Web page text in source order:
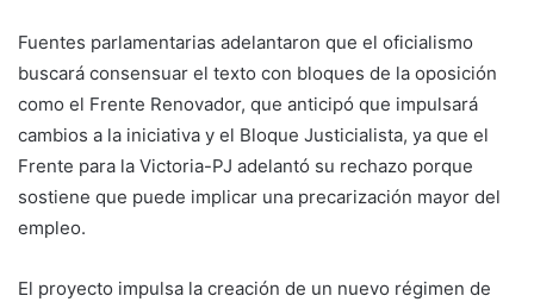
Fuentes parlamentarias adelantaron que el oficialismo
buscará consensuar el texto con bloques de la oposición
como el Frente Renovador, que anticipó que impulsará
cambios a la iniciativa y el Bloque Justicialista, ya que el
Frente para la Victoria-PJ adelantó su rechazo porque
sostiene que puede implicar una precarización mayor del
empleo.
El proyecto impulsa la creación de un nuevo régimen de